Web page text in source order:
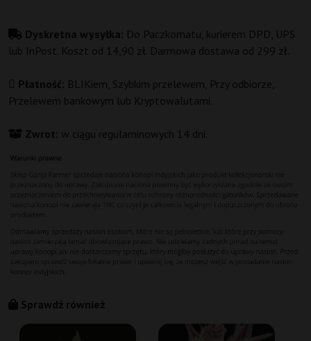
Dyskretna wysyłka: Do Paczkomatu, kurierem DPD, UPS
lub InPost. Koszt od 14,90 zł. Darmowa dostawa od 299 zł.
Płatność: BLIKiem, Szybkim przelewem, Przy odbiorze,
Przelewem bankowym lub Kryptowalutami.
Zwrot: w ciągu regulaminowych 14 dni.
Sprawdź również